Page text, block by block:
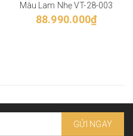
Màu Lam Nhẹ VT-28-003
88.990.000₫
GỬI NGAY